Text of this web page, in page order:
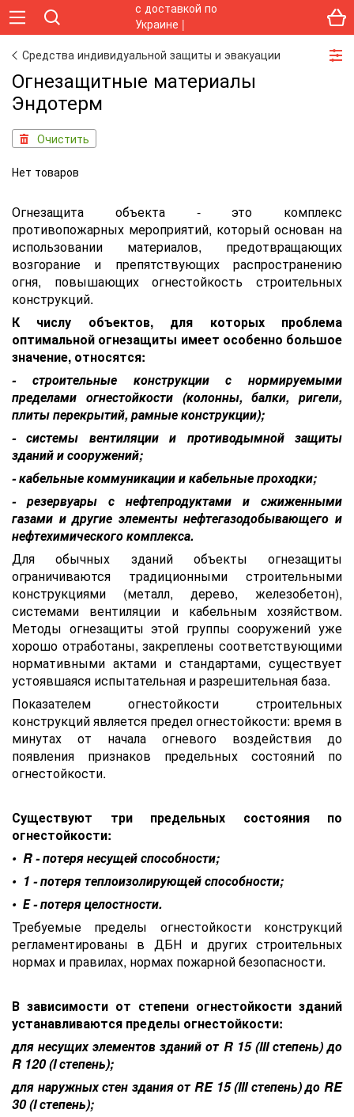
Средства индивидуальной защиты и эвакуации
Огнезащитные материалы
Эндотерм
Очистить
Нет товаров
Огнезащита объекта - это комплекс
противопожарных мероприятий, который основан на
использовании материалов, предотвращающих
возгорание и препятствующих распространению
огня, повышающих огнестойкость строительных
конструкций.
К числу объектов, для которых проблема
оптимальной огнезащиты имеет особенно большое
значение, относятся:
- строительные конструкции с нормируемыми
пределами огнестойкости (колонны, балки, ригели,
плиты перекрытий, рамные конструкции);
- системы вентиляции и противодымной защиты
зданий и сооружений;
- кабельные коммуникации и кабельные проходки;
- резервуары с нефтепродуктами и сжиженными
газами и другие элементы нефтегазодобывающего и
нефтехимического комплекса.
Для обычных зданий объекты огнезащиты
ограничиваются традиционными строительными
конструкциями (металл, дерево, железобетон),
системами вентиляции и кабельным хозяйством.
Методы огнезащиты этой группы сооружений уже
хорошо отработаны, закреплены соответствующими
нормативными актами и стандартами, существует
устоявшаяся испытательная и разрешительная база.
Показателем огнестойкости строительных
конструкций является предел огнестойкости: время в
минутах от начала огневого воздействия до
появления признаков предельных состояний по
огнестойкости.
Существуют три предельных состояния по
огнестойкости:
• R - потеря несущей способности;
• 1 - потеря теплоизолирующей способности;
• Е - потеря целостности.
Требуемые пределы огнестойкости конструкций
регламентированы в ДБН и других строительных
нормах и правилах, нормах пожарной безопасности.
В зависимости от степени огнестойкости зданий
устанавливаются пределы огнестойкости:
для несущих элементов зданий от R 15 (III степень) до
R 120 (I степень);
для наружных стен здания от RE 15 (III степень) до RE
30 (I степень);